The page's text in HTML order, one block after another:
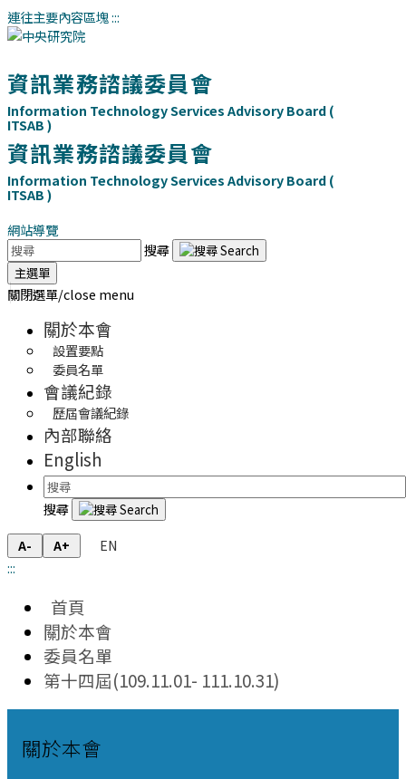
連往主要內容區塊:::
資訊業務諮議委員會
Information Technology Services Advisory Board (
ITSAB )
資訊業務諮議委員會
Information Technology Services Advisory Board (
ITSAB )
網站導覽
搜尋
主選單
關閉選單/close menu
關於本會
設置要點
委員名單
會議紀錄
歷屆會議紀錄
內部聯絡
English
搜尋
A- A+
EN
:::
首頁
關於本會
委員名單
第十四屆(109.11.01- 111.10.31)
關於本會